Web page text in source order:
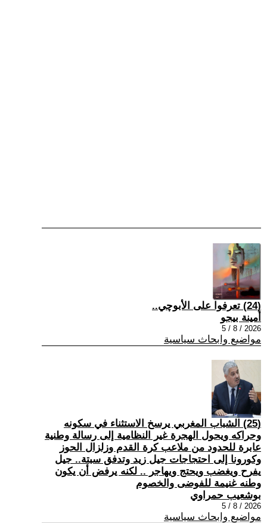
(24) تعرفوا على الأبوچي..
أمينة بيجو
2026 / 8 / 5
مواضيع وابحاث سياسية
(25) الشباب المغربي يرسخ الاستثناء في سكونه
وحراكه ويحول الهجرة غير النظامية إلى رسالة وطنية
عابرة للحدود من ملاعب كرة القدم وزلزال الحوز
وكورونا إلى احتجاجات جيل زيد وتدفق سبتة.. جيل
يفرح ويغضب ويحتج ويهاجر .. لكنه يرفض أن يكون
وطنه غنيمة للفوضى والخصوم
بوشعيب حمراوي
2026 / 8 / 5
مواضيع وابحاث سياسية